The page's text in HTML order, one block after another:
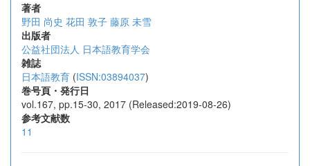
著者
野田 尚史 花田 敦子 藤原 未雪
出版者
公益社団法人 日本語教育学会
雑誌
日本語教育 (ISSN:03894037)
巻号頁・発行日
vol.167, pp.15-30, 2017 (Released:2019-08-26)
参考文献数
11